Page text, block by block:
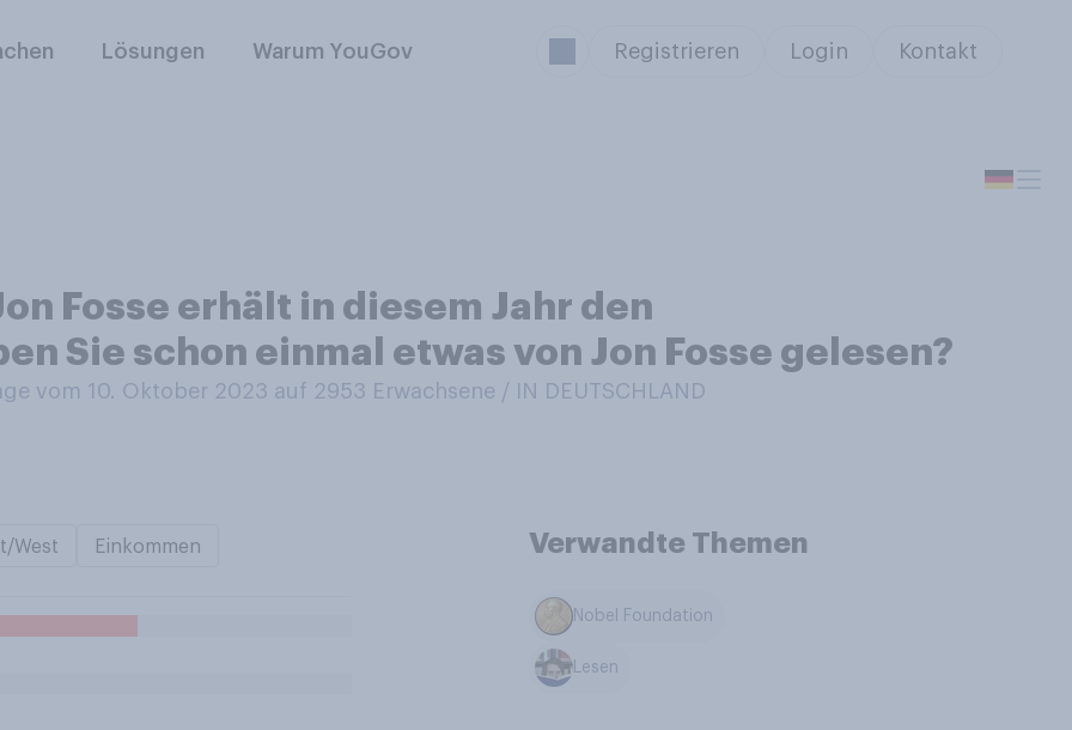
Lösungen Warum YouGov Registrieren Login Kontakt
Fosse erhält in diesem Jahr den
Sie schon einmal etwas von Jon Fosse gelesen?
vom 10. Oktober 2023 auf 2953 Erwachsene / IN DEUTSCHLAND
West Einkommen Verwandte Themen
Nobel Foundation
Lesen